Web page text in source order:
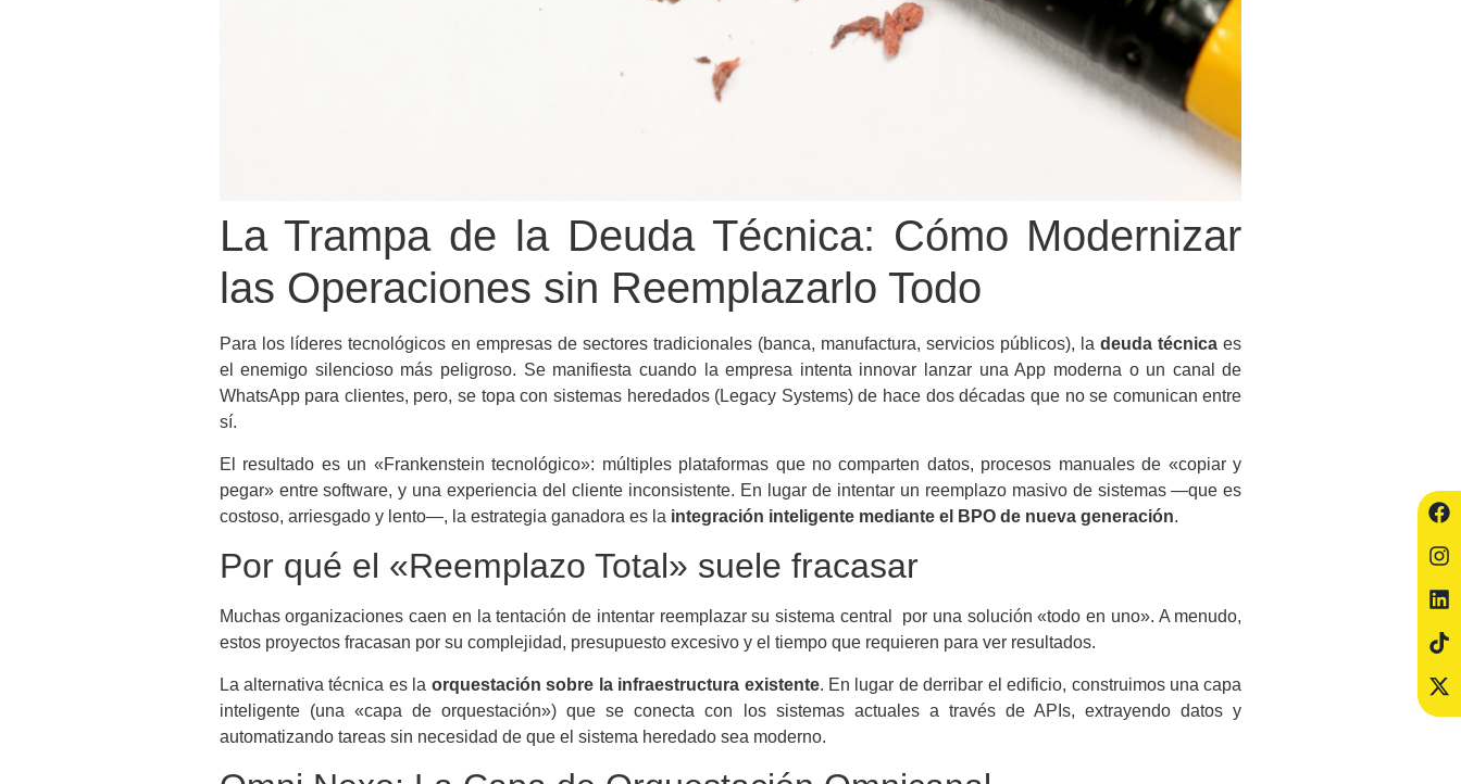
La Trampa de la Deuda Técnica: Cómo Modernizar
las Operaciones sin Reemplazarlo Todo
Para los líderes tecnológicos en empresas de sectores tradicionales (banca, manufactura, servicios públicos), ladeuda técnica es
el enemigo silencioso más peligroso. Se manifiesta cuando la empresa intenta innovar lanzar una App moderna o un canal de
WhatsApp para clientes, pero, se topa con sistemas heredados (Legacy Systems) de hace dos décadas que no se comunican entre
sí.
El resultado es un «Frankenstein tecnológico»: múltiples plataformas que no comparten datos, procesos manuales de «copiar y
pegar» entre software, y una experiencia del cliente inconsistente. En lugar de intentar un reemplazo masivo de sistemas —que es
costoso, arriesgado y lento—, la estrategia ganadora es la integración inteligente mediante el BPO de nueva generación.
Por qué el «Reemplazo Total» suele fracasar
Muchas organizaciones caen en la tentación de intentar reemplazar su sistema central por una solución «todo en uno». A menudo,
estos proyectos fracasan por su complejidad, presupuesto excesivo y el tiempo que requieren para ver resultados.
La alternativa técnica es la orquestación sobre la infraestructura existente. En lugar de derribar el edificio, construimos una capa
inteligente (una «capa de orquestación») que se conecta con los sistemas actuales a través de APIs, extrayendo datos y
automatizando tareas sin necesidad de que el sistema heredado sea moderno.